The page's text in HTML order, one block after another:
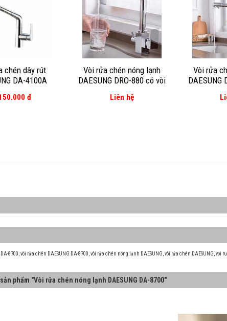
chén dây rút
DA-4100A
đ
Vòi rửa chén nóng lạnh
DAESUNG DRO-880 có vòi
Liên hệ
Vòi rửa
DAESUNG
8700 vòi rửa chén DAESUNG DA-8700 vòi rửa chén nóng lạnh DAESUNG vòi rửa chén DAESUNG voi
phẩm "Vòi rửa chén nóng lạnh DAESUNG DA-8700"